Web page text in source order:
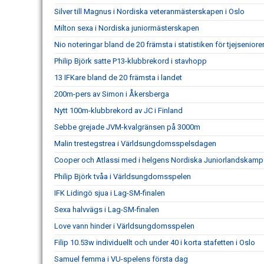
Silver till Magnus i Nordiska veteranmästerskapen i Oslo
Milton sexa i Nordiska juniormästerskapen
Nio noteringar bland de 20 främsta i statistiken för
Philip Björk satte P13-klubbrekord i stavhopp
13 IFKare bland de 20 främsta i landet
200m-pers av Simon i Åkersberga
Nytt 100m-klubbrekord av JC i Finland
Sebbe grejade JVM-kvalgränsen på 3000m
Malin trestegstrea i Världsungdomsspelsdagen
Cooper och Atlassi med i helgens Nordiska Juniorlandskamp
Philip Björk tvåa i Världsungdomsspelen
IFK Lidingö sjua i Lag-SM-finalen
Sexa halvvägs i Lag-SM-finalen
Love vann hinder i Världsungdomsspelen
Filip 10.53w individuellt och under 40 i korta stafetten i Oslo
Samuel femma i VU-spelens första dag